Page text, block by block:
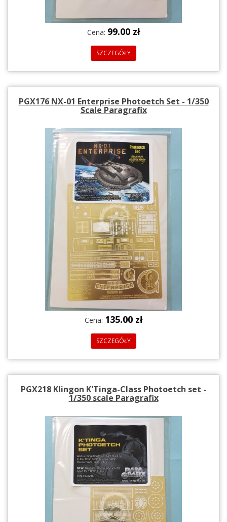
Cena: 99.00 zł
SZCZEGÓŁY
PGX176 NX-01 Enterprise Photoetch Set - 1/350
Scale Paragrafix
Cena: 135.00 zł
SZCZEGÓŁY
PGX218 Klingon K'Tinga-Class Photoetch set -
1/350 scale Paragrafix